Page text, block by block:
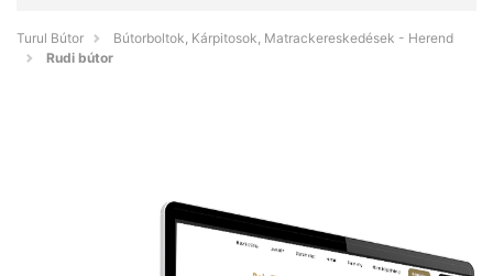
Turul Bútor
Bútorboltok, Kárpitosok, Matrackereskedések - Herend
Rudi bútor